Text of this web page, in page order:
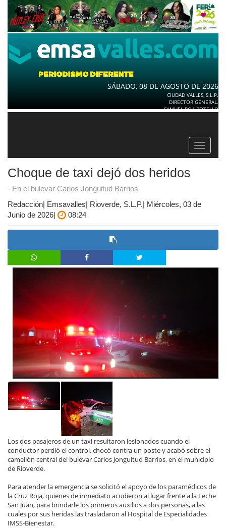
SÁBADO, 08 DE AGOSTO DE 2026
CIUDAD VALLES, S.L.P.
DIRECTOR GENERAL.
SAMUEL ROA BOTELLO
Toggle
Choque de taxi dejó dos heridos
- En el bulevar Carlos Jonguitud Barrios
Redacción| Emsavalles| Rioverde, S.L.P.| Miércoles, 03 de
Junio de 2026|
08:24
Los dos pasajeros de un taxi resultaron lesionados cuando el
conductor perdió el control, chocó contra un poste y acabó sobre el
camellón central del bulevar Carlos Jonguitud Barrios, en el municipio
de Rioverde.
Para atender la emergencia se solicitó el apoyo de los paramédicos de
la Cruz Roja, quienes de inmediato acudieron al lugar frente a la Leche
San Juan, para brindarle los primeros auxilios a dos personas, a las
cuales por sus heridas las trasladaron al Hospital de Especialidades
IMSS-Bienestar.